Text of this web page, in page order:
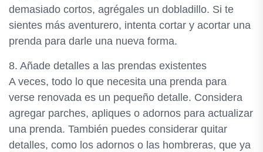
demasiado cortos, agrégales un dobladillo. Si te
sientes más aventurero, intenta cortar y acortar una
prenda para darle una nueva forma.
8. Añade detalles a las prendas existentes
A veces, todo lo que necesita una prenda para
verse renovada es un pequeño detalle. Considera
agregar parches, apliques o adornos para actualizar
una prenda. También puedes considerar quitar
detalles, como los adornos o las hombreras, que ya